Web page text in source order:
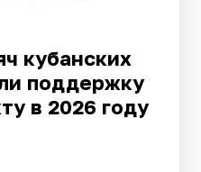
кубанских
поддержку
в 2026 году